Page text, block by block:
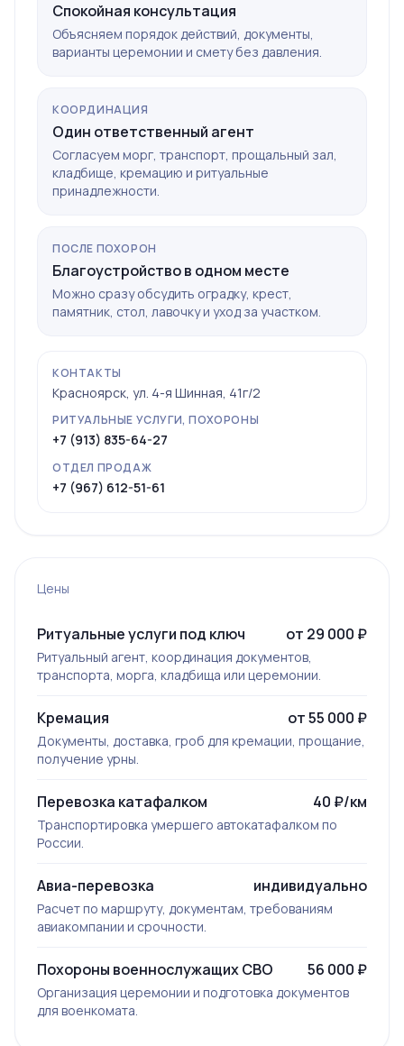
Спокойная консультация
Объясняем порядок действий, документы,
варианты церемонии и смету без давления.
КООРДИНАЦИЯ
Один ответственный агент
Согласуем морг, транспорт, прощальный зал,
кладбище, кремацию и ритуальные
принадлежности.
ПОСЛЕ ПОХОРОН
Благоустройство в одном месте
Можно сразу обсудить оградку, крест,
памятник, стол, лавочку и уход за участком.
КОНТАКТЫ
Красноярск, ул. 4-я Шинная, 41г/2
РИТУАЛЬНЫЕ УСЛУГИ, ПОХОРОНЫ
+7 (913) 835-64-27
ОТДЕЛ ПРОДАЖ
+7 (967) 612-51-61
Цены
Ритуальные услуги под ключ от 29 000 ₽
Ритуальный агент, координация документов,
транспорта, морга, кладбища или церемонии.
Кремация от 55 000 ₽
Документы, доставка, гроб для кремации, прощание,
получение урны.
Перевозка катафалком 40 ₽/км
Транспортировка умершего автокатафалком по
России.
Авиа-перевозка индивидуально
Расчет по маршруту, документам, требованиям
авиакомпании и срочности.
Похороны военнослужащих СВО 56 000 ₽
Организация церемонии и подготовка документов
для военкомата.